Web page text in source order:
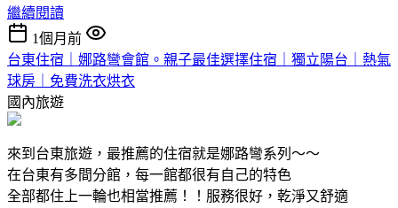
繼續閱讀
1個月前
台東住宿｜娜路彎會館。親子最佳選擇住宿｜獨立陽台｜熱氣
球房｜免費洗衣烘衣
國內旅遊
來到台東旅遊，最推薦的住宿就是娜路彎系列～～
在台東有多間分館，每一館都很有自己的特色
全部都住上一輪也相當推薦！！服務很好，乾淨又舒適